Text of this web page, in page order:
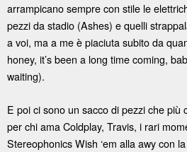
arrampicano sempre con stile le
pezzi da stadio (Ashes) e quelli
a voi, ma a me è piaciuta subito da
honey, it’s been a long time coming,
waiting).
E poi ci sono un sacco di pezzi che più
per chi ama Coldplay, Travis, i rari
Stereophonics Wish ‘em alla awy con